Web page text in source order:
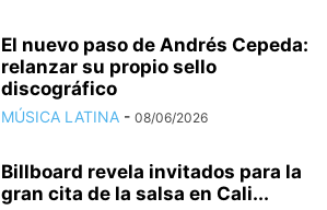
El nuevo paso de Andrés Cepeda:
relanzar su propio sello
discográfico
MÚSICA LATINA - 08/06/2026
Billboard revela invitados para la
gran cita de la salsa en Cali...